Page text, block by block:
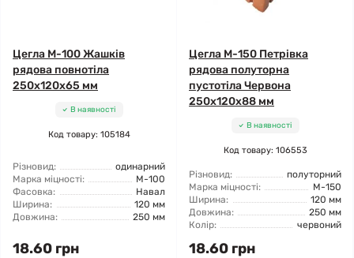
Цегла М-100 Жашків
рядова повнотіла
250х120х65 мм
В наявності
Код товару: 105184
Різновид:
одинарний
Марка міцності:
М-100
Фасовка:
Навал
Ширина:
120 мм
Довжина:
250 мм
18.60 грн
Цегла М-150 Петрівка
рядова полуторна
пустотіла Червона
250х120х88 мм
В наявності
Код товару: 106553
Різновид:
полуторний
Марка міцності:
М-150
Ширина:
120 мм
Довжина:
250 мм
Колір:
червоний
18.60 грн